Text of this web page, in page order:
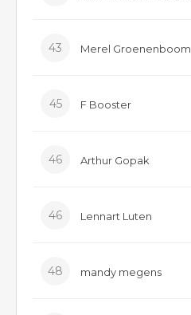
43 Merel Groenenboom
45 F Booster
46 Arthur Gopak
46 Lennart Luten
48 mandy megens